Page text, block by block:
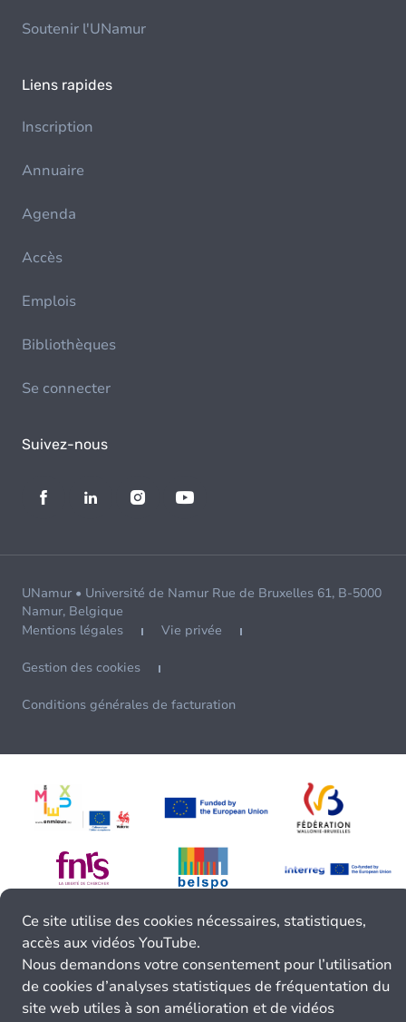
Soutenir l'UNamur
Liens rapides
Inscription
Annuaire
Agenda
Accès
Emplois
Bibliothèques
Se connecter
Suivez-nous
UNamur • Université de Namur Rue de Bruxelles 61, B-5000
Namur, Belgique
Mentions légales
Vie privée
Gestion des cookies
Conditions générales de facturation
Ce site utilise des cookies nécessaires, statistiques,
accès aux vidéos YouTube.
Nous demandons votre consentement pour l’utilisation
de cookies d’analyses statistiques de fréquentation du
site web utiles à son amélioration et de vidéos